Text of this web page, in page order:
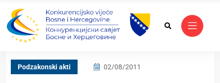
Podzakonski akti 02/08/2011